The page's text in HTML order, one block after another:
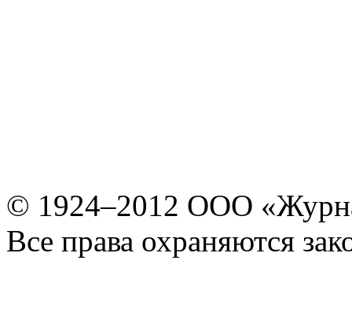
© 1924–2012 ООО
Все права охраняются